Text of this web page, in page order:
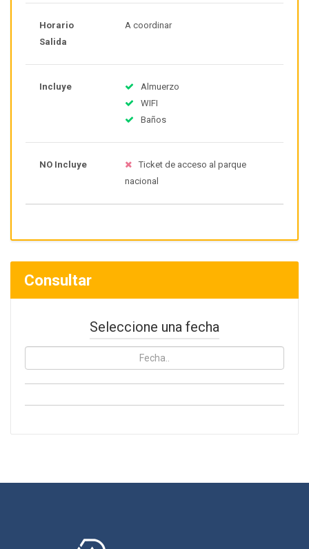
Horario
Salida
A coordinar
Incluye
Almuerzo
WIFI
Baños
NO Incluye
Ticket de acceso al parque
nacional
Consultar
Seleccione una fecha